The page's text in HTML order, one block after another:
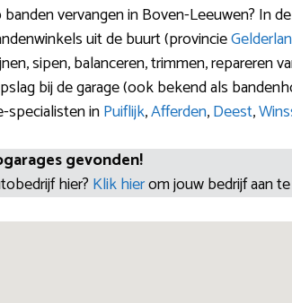
vervangen in Boven-Leeuwen? In
uit de buurt (provincie
sipen, balanceren, trimmen, repareren
bij de garage (ook bekend als
specialisten inPuiflijk,Afferden,Deest,
gevonden!
hier? Klik hierom jouw bedrijf aan